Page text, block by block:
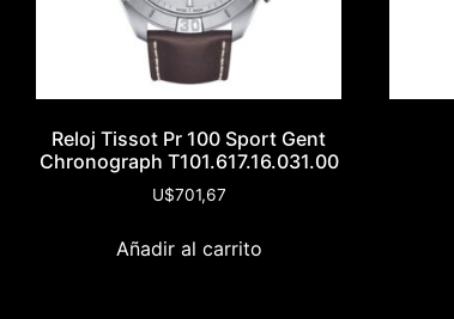
Reloj Tissot Pr 100 Sport Gent
Chronograph T101.617.16.031.00
U$701,67
Añadir al carrito